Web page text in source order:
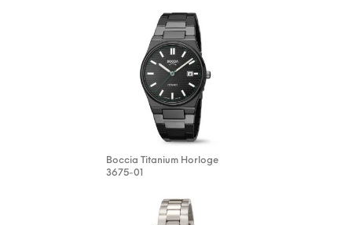
Boccia Titanium Horloge
3675-01